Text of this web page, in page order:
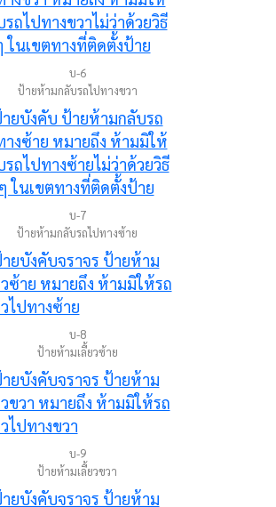
บ-6
ป้ายห้ามกลับรถไปทางขวา
บ-7
ป้ายห้ามกลับรถไปทางซ้าย
บ-8
ป้ายห้ามเลี้ยวซ้าย
บ-9
ป้ายห้ามเลี้ยวขวา